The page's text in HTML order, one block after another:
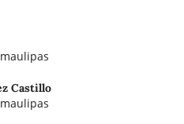
Castillo